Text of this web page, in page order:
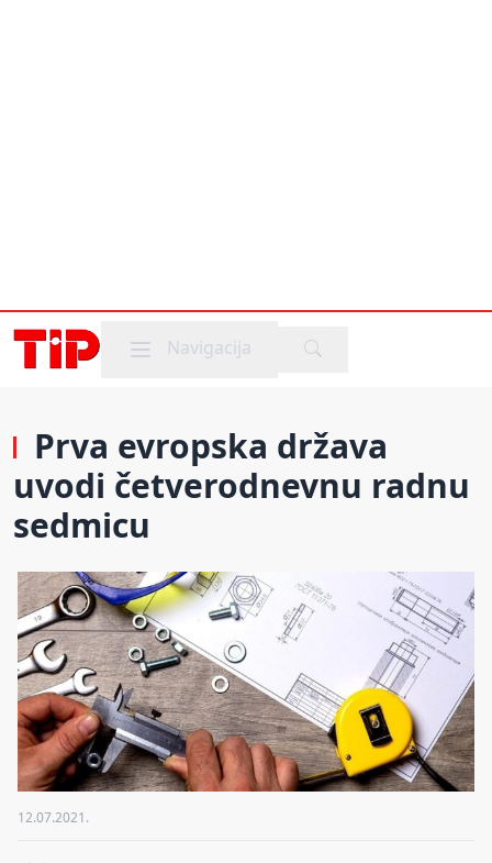
Mobile menu
Navigacija
Prva evropska država
uvodi četverodnevnu radnu
sedmicu
12.07.2021.